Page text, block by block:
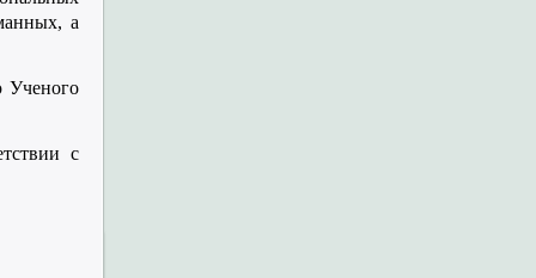
а
Ученого
с